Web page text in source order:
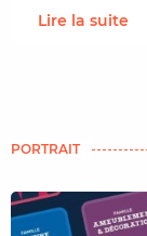
Lire la suite
PORTRAIT